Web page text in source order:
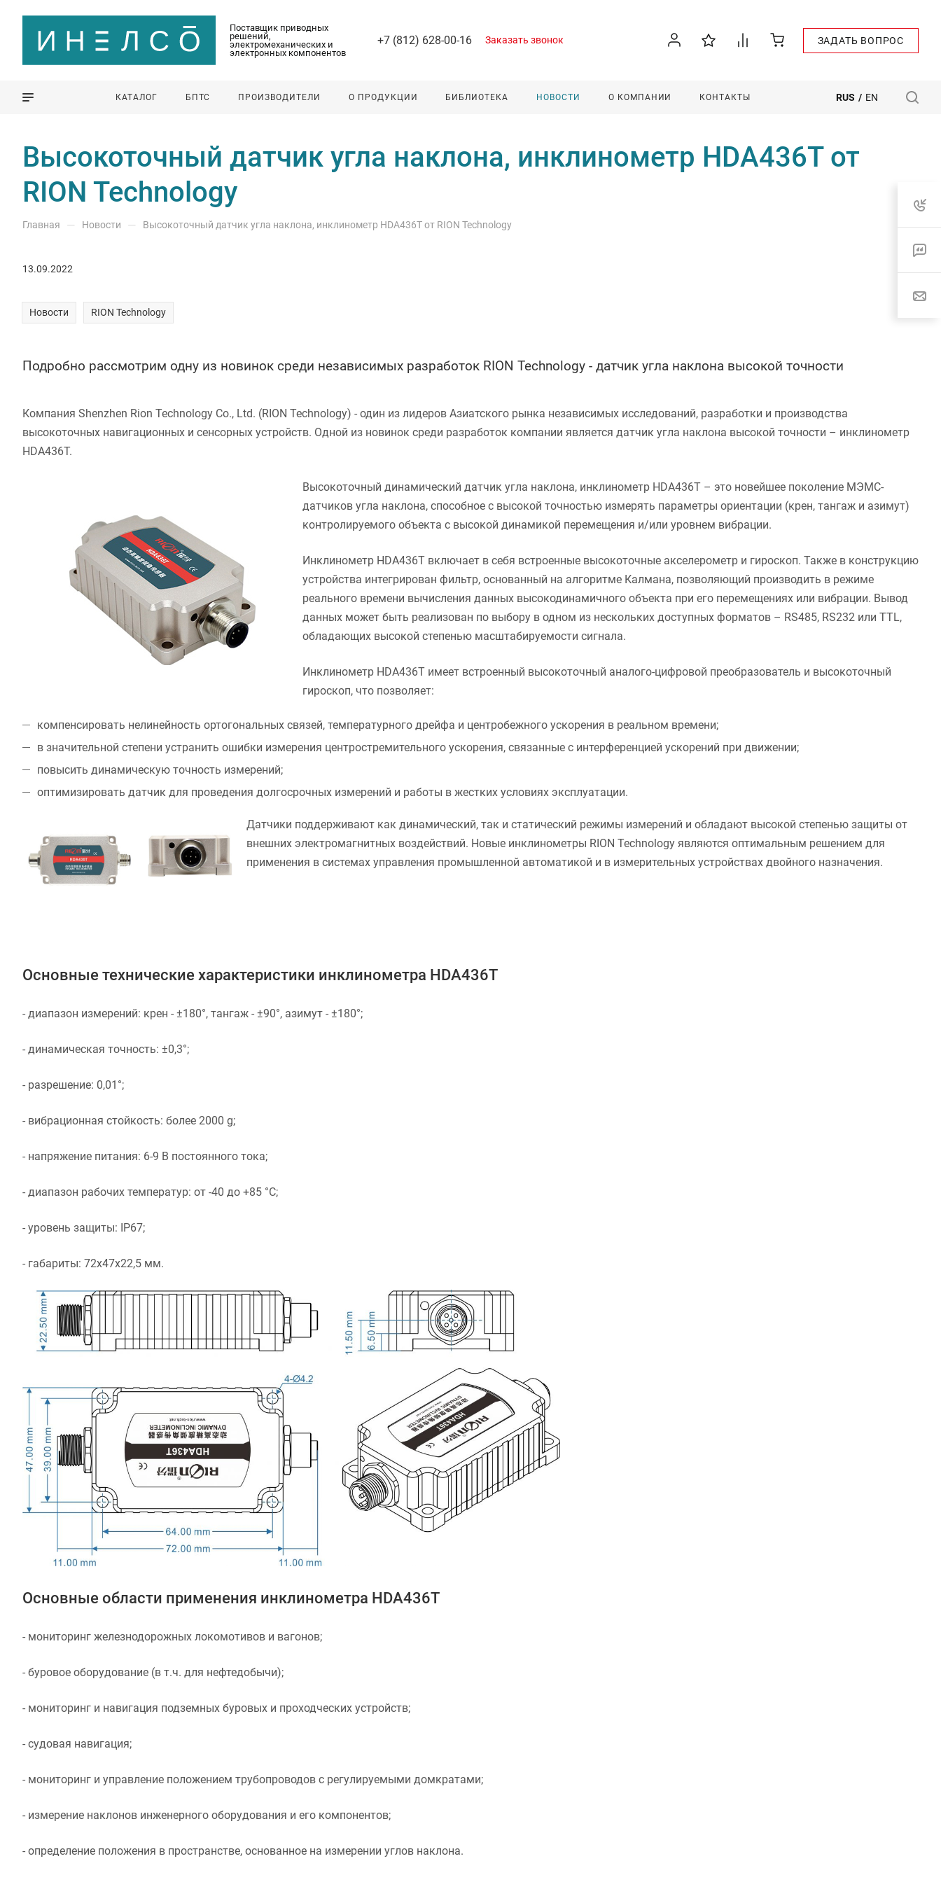
Поставщик приводных
решений,
электромеханических и
электронных компонентов
+7 (812) 628-00-16 Заказать звонок ЗАДАТЬ ВОПРОС
КАТАЛОГ БПТС ПРОИЗВОДИТЕЛИ О ПРОДУКЦИИ БИБЛИОТЕКА НОВОСТИ О КОМПАНИИ КОНТАКТЫ RUS / EN
Высокоточный датчик угла наклона, инклинометр HDA436T от
RION Technology
Главная — Новости — Высокоточный датчик угла наклона, инклинометр HDA436T от RION Technology
13.09.2022
Новости RION Technology
Подробно рассмотрим одну из новинок среди независимых разработок RION Technology - датчик угла наклона высокой точности
Компания Shenzhen Rion Technology Co., Ltd. (RION Technology) - один из лидеров Азиатского рынка независимых исследований, разработки и производства
высокоточных навигационных и сенсорных устройств. Одной из новинок среди разработок компании является датчик угла наклона высокой точности – инклинометр
HDA436T.
Высокоточный динамический датчик угла наклона, инклинометр HDA436T – это новейшее поколение МЭМС-
датчиков угла наклона, способное с высокой точностью измерять параметры ориентации (крен, тангаж и азимут)
контролируемого объекта с высокой динамикой перемещения и/или уровнем вибрации.
Инклинометр HDA436T включает в себя встроенные высокоточные акселерометр и гироскоп. Также в конструкцию
устройства интегрирован фильтр, основанный на алгоритме Калмана, позволяющий производить в режиме
реального времени вычисления данных высокодинамичного объекта при его перемещениях или вибрации. Вывод
данных может быть реализован по выбору в одном из нескольких доступных форматов – RS485, RS232 или TTL,
обладающих высокой степенью масштабируемости сигнала.
Инклинометр HDA436T имеет встроенный высокоточный аналого-цифровой преобразователь и высокоточный
гироскоп, что позволяет:
компенсировать нелинейность ортогональных связей, температурного дрейфа и центробежного ускорения в реальном времени;
в значительной степени устранить ошибки измерения центростремительного ускорения, связанные с интерференцией ускорений при движении;
повысить динамическую точность измерений;
оптимизировать датчик для проведения долгосрочных измерений и работы в жестких условиях эксплуатации.
Датчики поддерживают как динамический, так и статический режимы измерений и обладают высокой степенью защиты от
внешних электромагнитных воздействий. Новые инклинометры RION Technology являются оптимальным решением для
применения в системах управления промышленной автоматикой и в измерительных устройствах двойного назначения.
Основные технические характеристики инклинометра HDA436T
- диапазон измерений: крен - ±180°, тангаж - ±90°, азимут - ±180°;
- динамическая точность: ±0,3°;
- разрешение: 0,01°;
- вибрационная стойкость: более 2000 g;
- напряжение питания: 6-9 В постоянного тока;
- диапазон рабочих температур: от -40 до +85 °C;
- уровень защиты: IP67;
- габариты: 72х47х22,5 мм.
Основные области применения инклинометра HDA436T
- мониторинг железнодорожных локомотивов и вагонов;
- буровое оборудование (в т.ч. для нефтедобычи);
- мониторинг и навигация подземных буровых и проходческих устройств;
- судовая навигация;
- мониторинг и управление положением трубопроводов с регулируемыми домкратами;
- измерение наклонов инженерного оборудования и его компонентов;
- определение положения в пространстве, основанное на измерении углов наклона.